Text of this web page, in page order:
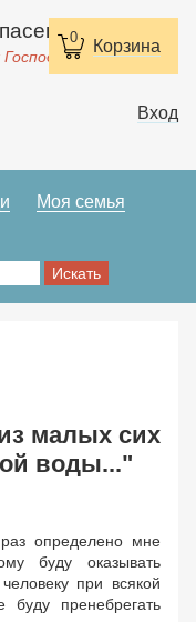
0 Корзина
спасется.
Вход
Моя семья
малых сих
воды..."
определено мне
буду оказывать
при всякой
буду пренебрегать